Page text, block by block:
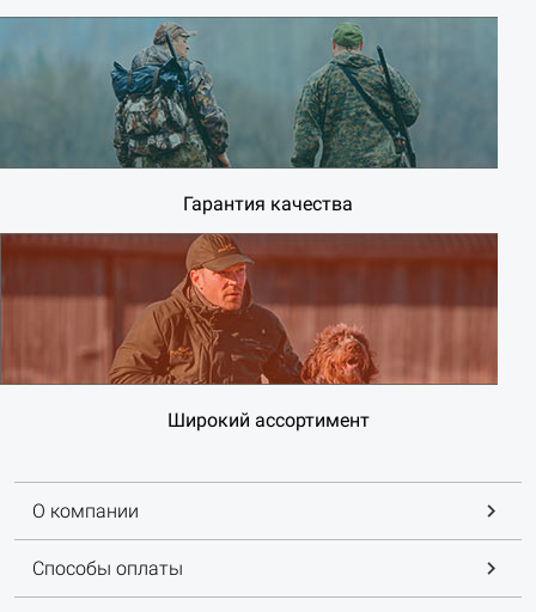
Гарантия качества
Широкий ассортимент
О компании
Способы оплаты